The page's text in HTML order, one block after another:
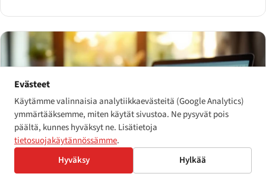
Evästeet
Käytämme valinnaisia analytiikkaevästeitä (Google Analytics)
ymmärtääksemme, miten käytät sivustoa. Ne pysyvät pois
päältä, kunnes hyväksyt ne. Lisätietoja
tietosuojakäytännössämme.
Hyväksy
Hylkää